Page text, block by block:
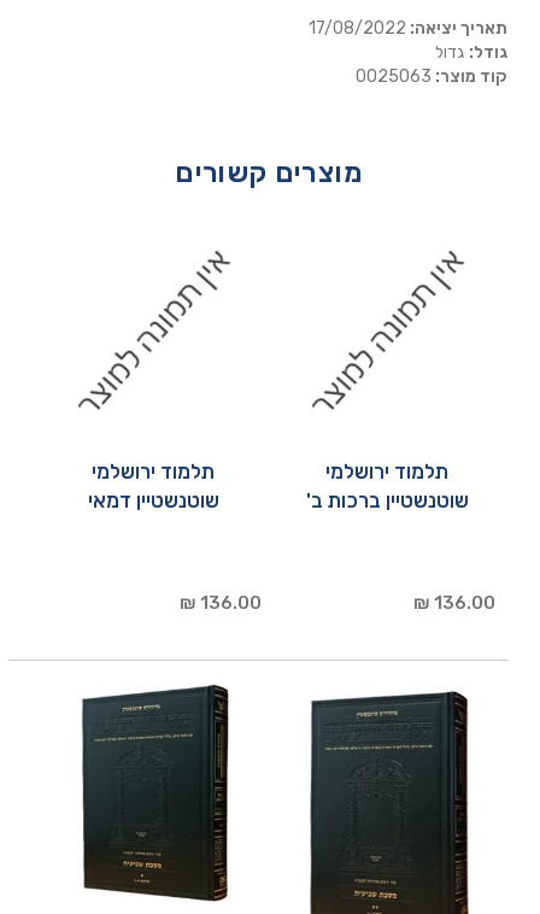
תאריך יציאה:
גודל: גדול
קוד מוצר:
מוצרים קשורים
תלמוד ירושלמי
שוטנשטיין ברכות ב'
136.00 ₪
תלמוד ירושלמי
שוטנשטיין דמאי
136.00 ₪